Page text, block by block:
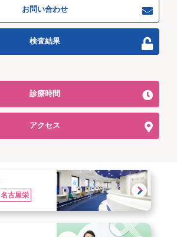
お問い合わせ
検査結果
診療時間
アクセス
名古屋栄